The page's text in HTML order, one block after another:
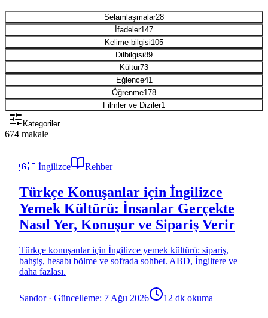
Selamlaşmalar28
İfadeler147
Kelime bilgisi105
Dilbilgisi89
Kültür73
Eğlence41
Öğrenme178
Filmler ve Diziler1
Kategoriler
674 makale
🇬🇧İngilizce Rehber
Türkçe Konuşanlar için İngilizce
Yemek Kültürü: İnsanlar Gerçekte
Nasıl Yer, Konuşur ve Sipariş Verir
Türkçe konuşanlar için İngilizce yemek kültürü: sipariş,
bahşiş, hesabı bölme ve sofrada sohbet. ABD, İngiltere ve
daha fazlası.
Sandor· Güncelleme: 7 Ağu 2026 12 dk okuma